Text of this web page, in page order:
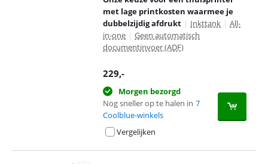
met lage printkosten waarmee je
dubbelzijdig afdrukt | Inkttank | All-
in-one | Geen automatisch
documentinvoer (ADF)
229,-
Morgen bezorgd
Nog sneller op te halen in 7
Coolblue-winkels
Vergelijken